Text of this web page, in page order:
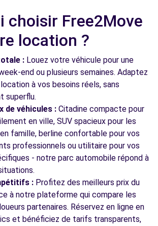
Voir toutes les agences
choisir Free2Move
location ?
: Louez votre véhicule pour une
end ou plusieurs semaines. Adaptez
à vos besoins réels, sans
superflu.
de véhicules : Citadine compacte pour
en ville, SUV spacieux pour les
famille, berline confortable pour vos
professionnels ou utilitaire pour vos
- notre parc automobile répond à
: Profitez des meilleurs prix du
à notre plateforme qui compare les
partenaires. Réservez en ligne en
et bénéficiez de tarifs transparents,